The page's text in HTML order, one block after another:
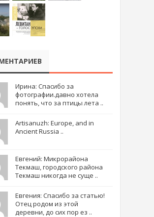
Ирина: Спасибо за
фотографии.давно хотела
понять, что за птицы лета ..
Artisanuzh: Europe, and in
Ancient Russia ..
Евгений: Микрорайона
Текмаш, городского района
Текмаш никогда не суще ..
Евгения: Спасибо за статью!
Отец родом из этой
деревни, до сих пор ез ..